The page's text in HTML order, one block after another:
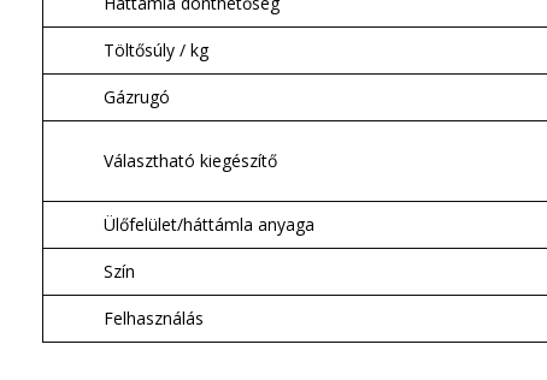
Töltősúly / kg
Gázrugó
Választható kiegészítő
Ülőfelület/háttámla anyaga
Szín
Felhasználás